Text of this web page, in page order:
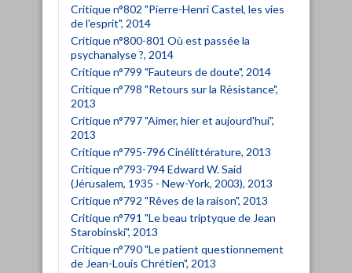
Critique n°802 "Pierre-Henri Castel, les vies
de l'esprit", 2014
Critique n°800-801 Où est passée la
psychanalyse ?, 2014
Critique n°799 "Fauteurs de doute", 2014
Critique n°798 "Retours sur la Résistance",
2013
Critique n°797 "Aimer, hier et aujourd'hui",
2013
Critique n°795-796 Cinélittérature, 2013
Critique n°793-794 Edward W. Said
(Jérusalem, 1935 - New-York, 2003), 2013
Critique n°792 "Rêves de la raison", 2013
Critique n°791 "Le beau triptyque de Jean
Starobinski", 2013
Critique n°790 "Le patient questionnement
de Jean-Louis Chrétien", 2013